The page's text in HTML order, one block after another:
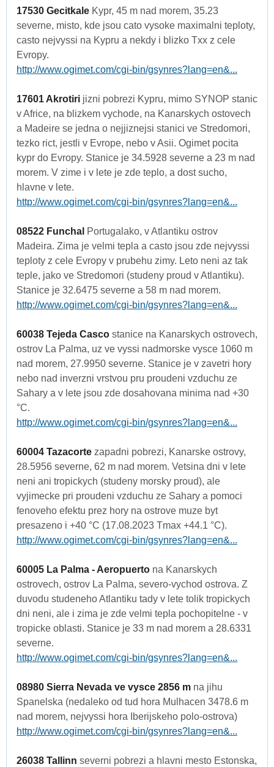
17530 Gecitkale Kypr, 45 m nad morem, 35.23
severne, misto, kde jsou cato vysoke maximalni teploty,
casto nejvyssi na Kypru a nekdy i blizko Txx z cele
Evropy.
http://www.ogimet.com/cgi-bin/gsynres?lang=en&...
17601 Akrotiri jizni pobrezi Kypru, mimo SYNOP stanic
v Africe, na blizkem vychode, na Kanarskych ostovech
a Madeire se jedna o nejjiznejsi stanici ve Stredomori,
tezko rict, jestli v Evrope, nebo v Asii. Ogimet pocita
kypr do Evropy. Stanice je 34.5928 severne a 23 m nad
morem. V zime i v lete je zde teplo, a dost sucho,
hlavne v lete.
http://www.ogimet.com/cgi-bin/gsynres?lang=en&...
08522 Funchal Portugalako, v Atlantiku ostrov
Madeira. Zima je velmi tepla a casto jsou zde nejvyssi
teploty z cele Evropy v prubehu zimy. Leto neni az tak
teple, jako ve Stredomori (studeny proud v Atlantiku).
Stanice je 32.6475 severne a 58 m nad morem.
http://www.ogimet.com/cgi-bin/gsynres?lang=en&...
60038 Tejeda Casco stanice na Kanarskych ostrovech,
ostrov La Palma, uz ve vyssi nadmorske vysce 1060 m
nad morem, 27.9950 severne. Stanice je v zavetri hory
nebo nad inverzni vrstvou pru proudeni vzduchu ze
Sahary a v lete jsou zde dosahovana minima nad +30
°C.
http://www.ogimet.com/cgi-bin/gsynres?lang=en&...
60004 Tazacorte zapadni pobrezi, Kanarske ostrovy,
28.5956 severne, 62 m nad morem. Vetsina dni v lete
neni ani tropickych (studeny morsky proud), ale
vyjimecke pri proudeni vzduchu ze Sahary a pomoci
fenoveho efektu prez hory na ostrove muze byt
presazeno i +40 °C (17.08.2023 Tmax +44.1 °C).
http://www.ogimet.com/cgi-bin/gsynres?lang=en&...
60005 La Palma - Aeropuerto na Kanarskych
ostrovech, ostrov La Palma, severo-vychod ostrova. Z
duvodu studeneho Atlantiku tady v lete tolik tropickych
dni neni, ale i zima je zde velmi tepla pochopitelne - v
tropicke oblasti. Stanice je 33 m nad morem a 28.6331
severne.
http://www.ogimet.com/cgi-bin/gsynres?lang=en&...
08980 Sierra Nevada ve vysce 2856 m na jihu
Spanelska (nedaleko od tud hora Mulhacen 3478.6 m
nad morem, nejvyssi hora Iberijskeho polo-ostrova)
http://www.ogimet.com/cgi-bin/gsynres?lang=en&...
26038 Tallinn severni pobrezi a hlavni mesto Estonska,